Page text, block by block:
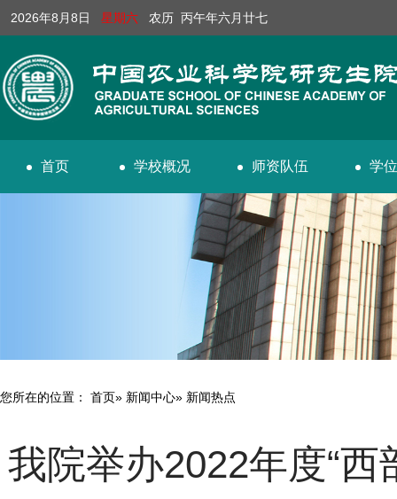
2026年8月8日 星期六 农历 丙午年六月廿七
首页 学校概况 师资队伍 学
您所在的位置： 首页» 新闻中心» 新闻热点
我院举办2022年度“